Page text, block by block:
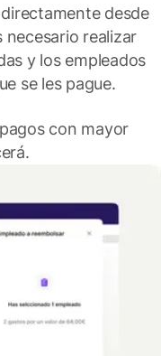
desde
necesario realizar
y los empleados
se les pague.
con mayor